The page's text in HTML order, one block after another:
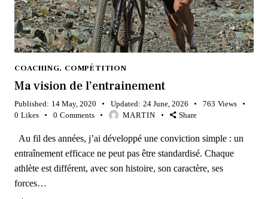
COACHING, COMPÉTITION
Ma vision de l’entrainement
Published: 14 May, 2020 Updated: 24 June, 2026 763 Views
0 Likes 0 Comments MARTIN Share
Au fil des années, j’ai développé une conviction simple : un
entraînement efficace ne peut pas être standardisé. Chaque
athlète est différent, avec son histoire, son caractère, ses
forces…